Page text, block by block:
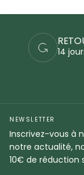
NEWSLETTER
Inscrivez-vous à
notre actualité,
10€ de réduction